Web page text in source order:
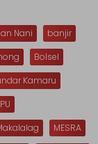
Nani
banjir
Bolsel
Kamaru
MESRA